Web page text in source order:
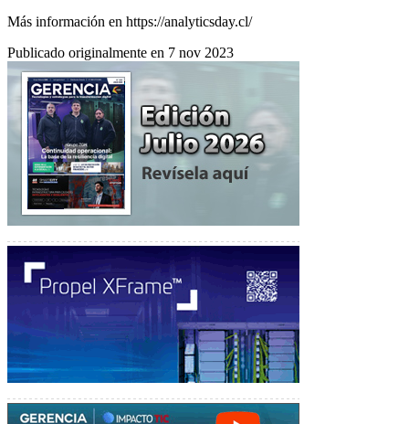
Más información en https://analyticsday.cl/
Publicado originalmente en 7 nov 2023